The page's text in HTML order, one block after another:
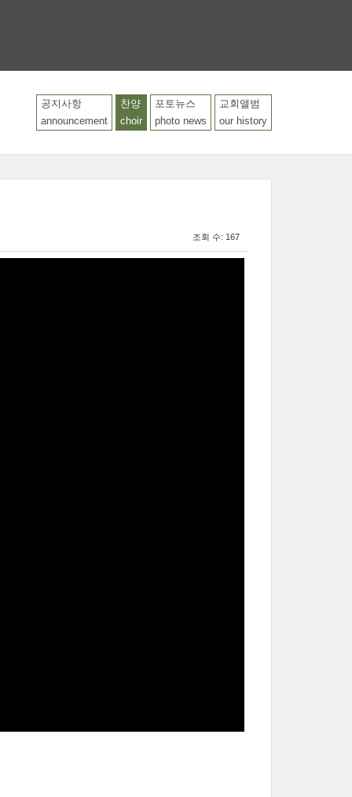
공지사항
announcement
찬양
choir
포토뉴스
photo news
교회앨범
our history
조회 수: 167